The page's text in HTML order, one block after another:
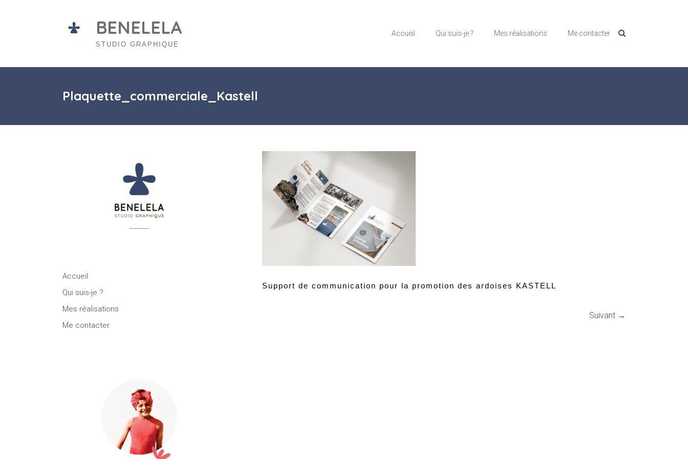
BENELELA
STUDIO GRAPHIQUE
Accueil Qui suis-je ? Mes réalisations Me contacter
Plaquette_commerciale_Kastell
Support de communication pour la promotion des ardoises KASTELL
Suivant →
Accueil
Qui suis-je ?
Mes réalisations
Me contacter